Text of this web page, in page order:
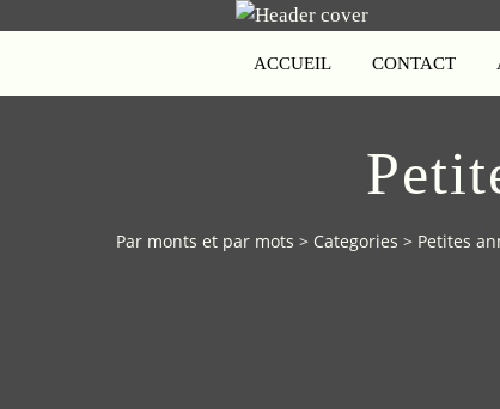
ACCUEIL CONTACT
Par monts et par mots > Categories > Petites